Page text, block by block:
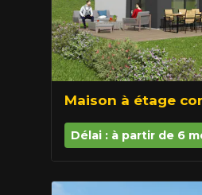
Maison à étage
Délai : à partir de 6